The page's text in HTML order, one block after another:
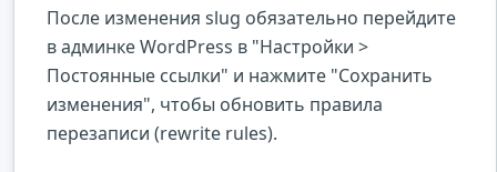
После изменения slug обязательно перейдите
в админке WordPress в "Настройки >
Постоянные ссылки" и нажмите "Сохранить
изменения", чтобы обновить правила
перезаписи (rewrite rules).